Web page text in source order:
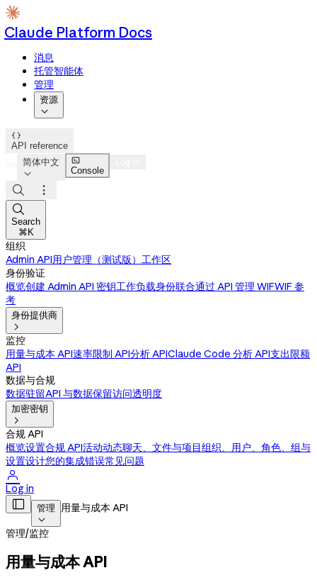
Claude Platform Docs
消息
托管智能体
管理
资源


API reference
简体中文


Console



Search
⌘K
组织
Admin API用户管理（测试版） 工作区
身份验证
概览创建 Admin API 密钥工作负载身份联合通过 API 管理 WIFWIF 参
考
身份提供商

监控
用量与成本 API速率限制 API分析 APIClaude Code 分析 API支出限额
API
数据与合规
数据驻留API 与数据保留访问透明度
加密密钥

合规 API
概览设置合规 API活动动态聊天、文件与项目组织、用户、角色、组与
设置设计您的集成错误常见问题

Log in
 管理

用量与成本 API
管理/监控
用量与成本 API